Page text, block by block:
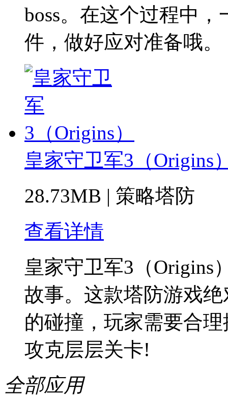
boss。在这个过程中
件，做好应对准备哦。
皇家守卫军3（Origins
28.73MB | 策略塔防
查看详情
皇家守卫军3（Origins
故事。这款塔防游戏
的碰撞，玩家需要合
攻克层层关卡!
全部应用